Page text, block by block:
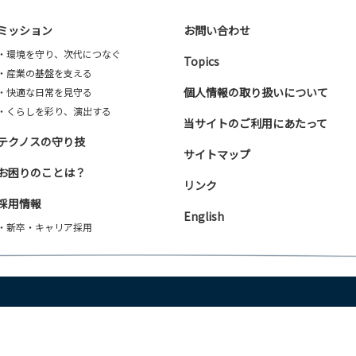
ッション
環境を守り、次代につなぐ
産業の基盤を支える
快適な日常を見守る
くらしを彩り、演出する
クノスの守り技
困りのことは？
用情報
新卒・キャリア採用
お問い合わせ
Topics
個人情報の取り扱いについて
当サイトのご利用にあたって
サイトマップ
リンク
English